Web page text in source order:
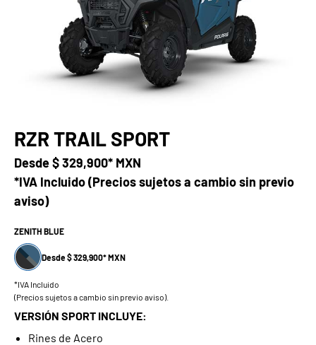
RZR TRAIL SPORT
Desde$ 329,900* MXN
*IVA Incluido (Precios sujetos a cambio sin previo
aviso)
ZENITH BLUE
Desde $ 329,900* MXN
*IVA Incluido
(Precios sujetos a cambio sin previo aviso).
VERSIÓN SPORT INCLUYE:
Rines de Acero